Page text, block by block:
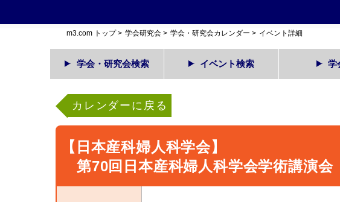
m3.com トップ> 学会研究会 > 学会・研究会カレンダー > イベント詳細
学会・研究会検索 イベント検索 学
カレンダーに戻る
【日本産科婦人科学会】
第70回日本産科婦人科学会学術講演会